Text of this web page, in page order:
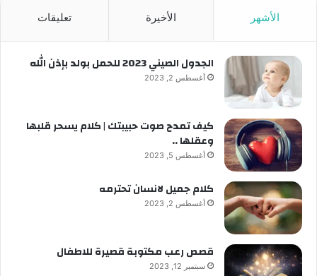
الأشهر الأخيرة تعليقات
الجدول الصيني 2023 للحمل بولد بإذن الله
أغسطس 2, 2023
كيف تمدح صوت حبيبتك | كلام يسحر قلبها
وعقلها ..
أغسطس 5, 2023
كلام جميل لانسان تحترمه
أغسطس 2, 2023
قصص رعب مكتوبة قصيرة للاطفال
سبتمبر 12, 2023